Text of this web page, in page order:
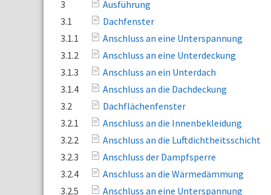
3
Ausführung
3.1
Dachfenster
3.1.1
Anschluss an eine Unterspannung
3.1.2
Anschluss an eine Unterdeckung
3.1.3
Anschluss an ein Unterdach
3.1.4
Anschluss an die Dachdeckung
3.2
Dachflächenfenster
3.2.1
Anschluss an die Innenbekleidung
3.2.2
Anschluss an die Luftdichtheitsschicht
3.2.3
Anschluss der Dampfsperre
3.2.4
Anschluss an die Wärmedämmung
3.2.5
Anschluss an eine Unterspannung